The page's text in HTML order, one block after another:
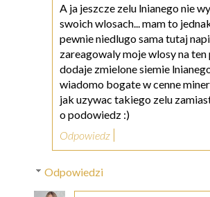
A ja jeszcze zelu lnianego nie
swoich wlosach... mam to
pewnie niedlugo sama tutaj
zareagowaly moje wlosy na
dodaje zmielone siemie
wiadomo bogate w cenne
jak uzywac takiego zelu
o podowiedz :)
Odpowiedz
Odpowiedzi